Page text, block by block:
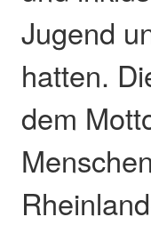
Jugend
hatten.
dem